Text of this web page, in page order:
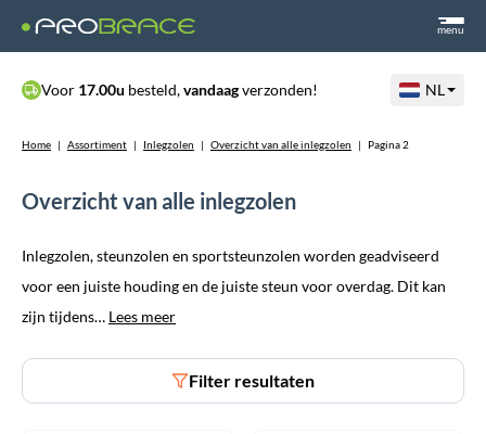
menu
Voor 17.00u besteld,vandaagverzonden! NL
Home | Assortiment | Inlegzolen | Overzicht van alle inlegzolen | Pagina 2
Overzicht van alle inlegzolen
Inlegzolen, steunzolen en sportsteunzolen worden geadviseerd
voor een juiste houding en de juiste steun voor overdag. Dit kan
zijn tijdens… Lees meer
Filter resultaten